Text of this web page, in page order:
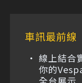
車訊最前線
線上結合
你的